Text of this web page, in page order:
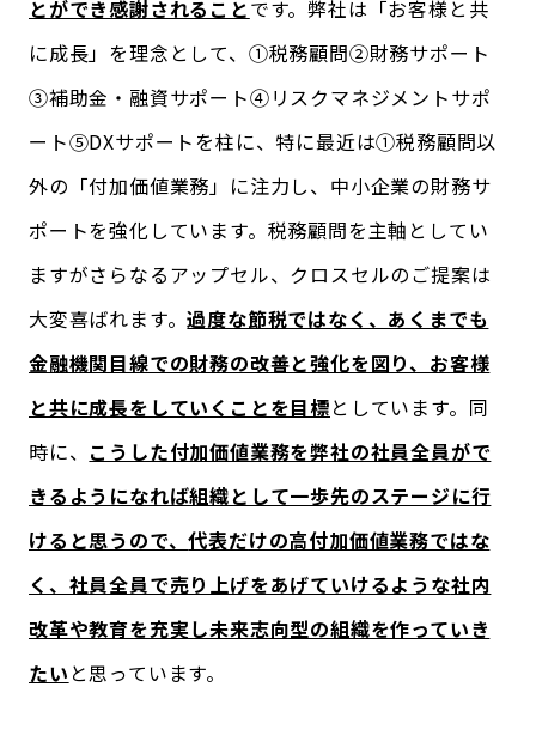
とができ感謝されることです。弊社は「お客様と共
に成長」を理念として、①税務顧問②財務サポート
③補助金・融資サポート④リスクマネジメントサポ
ート⑤DXサポートを柱に、特に最近は①税務顧問以
外の「付加価値業務」に注力し、中小企業の財務サ
ポートを強化しています。税務顧問を主軸としてい
ますがさらなるアップセル、クロスセルのご提案は
大変喜ばれます。過度な節税ではなく、あくまでも
金融機関目線での財務の改善と強化を図り、お客様
と共に成長をしていくことを目標としています。同
時に、 こうした付加価値業務を弊社の社員全員がで
きるようになれば組織として一歩先のステージに行
けると思うので、代表だけの高付加価値業務ではな
く、社員全員で売り上げをあげていけるような社内
改革や教育を充実し未来志向型の組織を作っていき
たい と思っています。